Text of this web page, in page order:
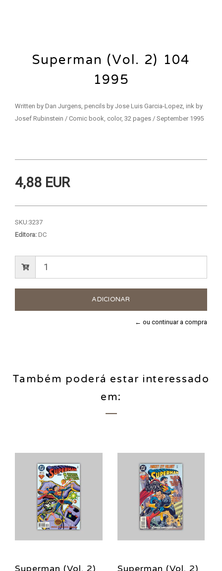
Superman (Vol. 2) 104
1995
Written by Dan Jurgens, pencils by Jose Luis Garcia-Lopez, ink by
Josef Rubinstein / Comic book, color, 32 pages / September 1995
4,88 EUR
SKU:3237
Editora: DC
← ou continuar a compra
Também poderá estar interessado
em:
Superman (Vol. 2)
Superman (Vol. 2)